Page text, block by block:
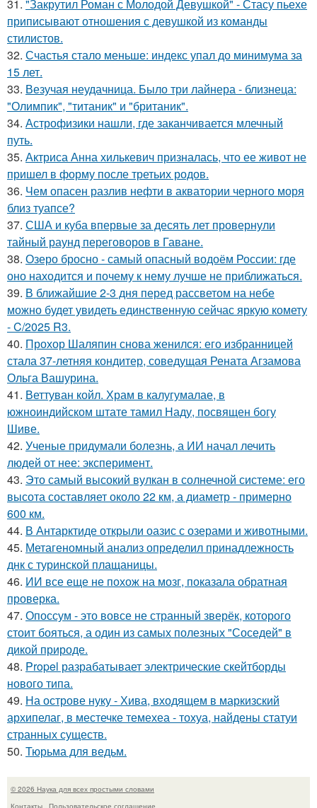
31. "Закрутил Роман с Молодой Девушкой" - Стасу пьехе
приписывают отношения с девушкой из команды
стилистов.
32. Счастья стало меньше: индекс упал до минимума за
15 лет.
33. Везучая неудачница. Было три лайнера - близнеца:
"Олимпик", "титаник" и "британик".
34. Астрофизики нашли, где заканчивается млечный
путь.
35. Актриса Анна хилькевич призналась, что ее живот не
пришел в форму после третьих родов.
36. Чем опасен разлив нефти в акватории черного моря
близ туапсе?
37. США и куба впервые за десять лет провернули
тайный раунд переговоров в Гаване.
38. Озеро бросно - самый опасный водоём России: где
оно находится и почему к нему лучше не приближаться.
39. В ближайшие 2-3 дня перед рассветом на небе
можно будет увидеть единственную сейчас яркую комету
- C/2025 R3.
40. Прохор Шаляпин снова женился: его избранницей
стала 37-летняя кондитер, соведущая Рената Агзамова
Ольга Вашурина.
41. Веттуван койл. Храм в калугумалае, в
южноиндийском штате тамил Наду, посвящен богу
Шиве.
42. Ученые придумали болезнь, а ИИ начал лечить
людей от нее: эксперимент.
43. Это самый высокий вулкан в солнечной системе: его
высота составляет около 22 км, а диаметр - примерно
600 км.
44. В Антарктиде открыли оазис с озерами и животными.
45. Метагеномный анализ определил принадлежность
днк с туринской плащаницы.
46. ИИ все еще не похож на мозг, показала обратная
проверка.
47. Опоссум - это вовсе не странный зверёк, которого
стоит бояться, а один из самых полезных "Соседей" в
дикой природе.
48. Propel разрабатывает электрические скейтборды
нового типа.
49. На острове нуку - Хива, входящем в маркизский
архипелаг, в местечке темехеа - тохуа, найдены статуи
странных существ.
50. Тюрьма для ведьм.
© 2026 Наука для всех простыми словами
Контакты
Пользовательское соглашение